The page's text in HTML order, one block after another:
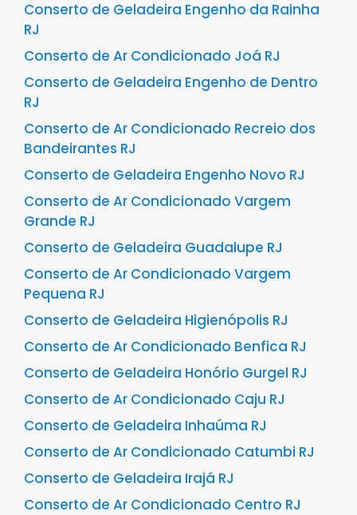
Conserto de Geladeira Engenho da Rainha
RJ
Conserto de Ar Condicionado Joá RJ
Conserto de Geladeira Engenho de Dentro
RJ
Conserto de Ar Condicionado Recreio dos
Bandeirantes RJ
Conserto de Geladeira Engenho Novo RJ
Conserto de Ar Condicionado Vargem
Grande RJ
Conserto de Geladeira Guadalupe RJ
Conserto de Ar Condicionado Vargem
Pequena RJ
Conserto de Geladeira Higienópolis RJ
Conserto de Ar Condicionado Benfica RJ
Conserto de Geladeira Honório Gurgel RJ
Conserto de Ar Condicionado Caju RJ
Conserto de Geladeira Inhaúma RJ
Conserto de Ar Condicionado Catumbi RJ
Conserto de Geladeira Irajá RJ
Conserto de Ar Condicionado Centro RJ